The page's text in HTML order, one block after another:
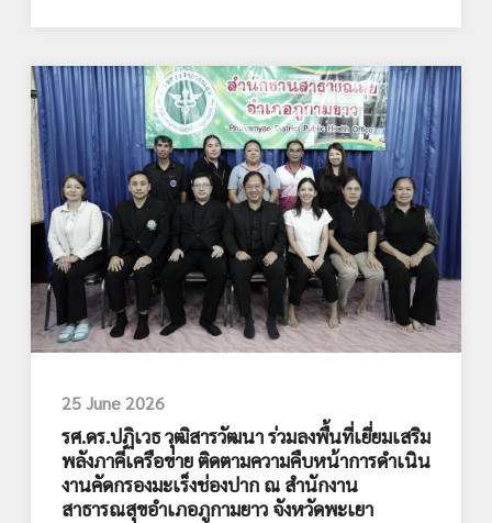
25 June 2026
รศ.ดร.ปฏิเวธ วุฒิสารวัฒนา ร่วมลงพื้นที่เยี่ยมเสริม
พลังภาคีเครือข่าย ติดตามความคืบหน้าการดำเนิน
งานคัดกรองมะเร็งช่องปาก ณ สำนักงาน
สาธารณสุขอำเภอภูกามยาว จังหวัดพะเยา